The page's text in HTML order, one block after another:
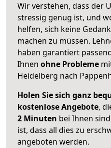
Wir verstehen, dass der
stressig genug ist, und
helfen, sich keine
machen zu müssen.
haben garantiert
Ihnen ohne Probleme
Heidelberg nach
Holen Sie sich ganz
kostenlose Angebote,
2 Minuten bei Ihnen
ist, dass all dies zu
angeboten werden.